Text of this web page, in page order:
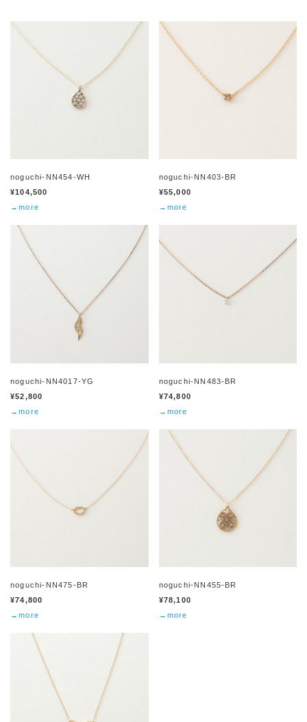
noguchi-NN454-WH
¥104,500
→more
noguchi-NN403-BR
¥55,000
→more
noguchi-NN4017-YG
¥52,800
→more
noguchi-NN483-BR
¥74,800
→more
noguchi-NN475-BR
¥74,800
→more
noguchi-NN455-BR
¥78,100
→more